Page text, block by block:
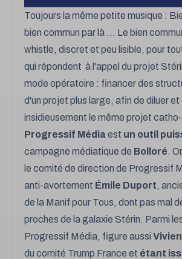
Toujours la même petite musique :
bien commun par là ... Le bien
whistle, discret et peu lisible, pour
qui répondent à l'appel du projet
mode opératoire : financer des
d'un projet plus large, afin de diluer et
insidieusement le même projet
Progressif Médiaest un outil
campagne médiatique de Bolloré.
le comité de direction de Progressif
anti-avortement Émile Duport,
de la Manif pour Tous, dont pas mal
proches de la galaxie Stérin. Parmi
Progressif Média, figure aussi
du comité Trump France et étant